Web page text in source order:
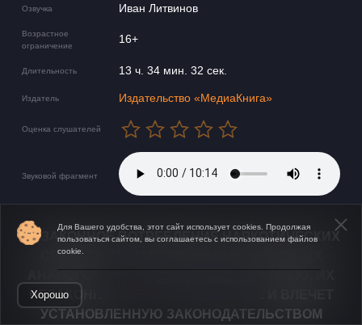
Озвучка Иван Литвинов
Возрастное
ограничение
16+
Длительность 13 ч. 34 мин. 32 сек.
Издатель Издательство «МедиаКнига»
Оценка слушателей
Звуковой фрагмент
НЕЗАКОННОЕ ПОТРЕБЛЕНИЕ НАРКОТИЧЕСКИХ
СРЕДСТВ, ПСИХОТРОПНЫХ ВЕЩЕСТВ, ИХ
НЕЗАКОННЫЙ ОБОРОТ ЗАПРЕЩЁН И ВЛЕЧЕТ
УСТАНОВЛЕННУЮ ЗАКОНОДАТЕЛЬСТВОМ
Для Вашего удобства, этот сайт использует cookies. Продолжая
пользоваться сайтом, вы соглашаетесь с использованием файлов
cookie.
Хорошо